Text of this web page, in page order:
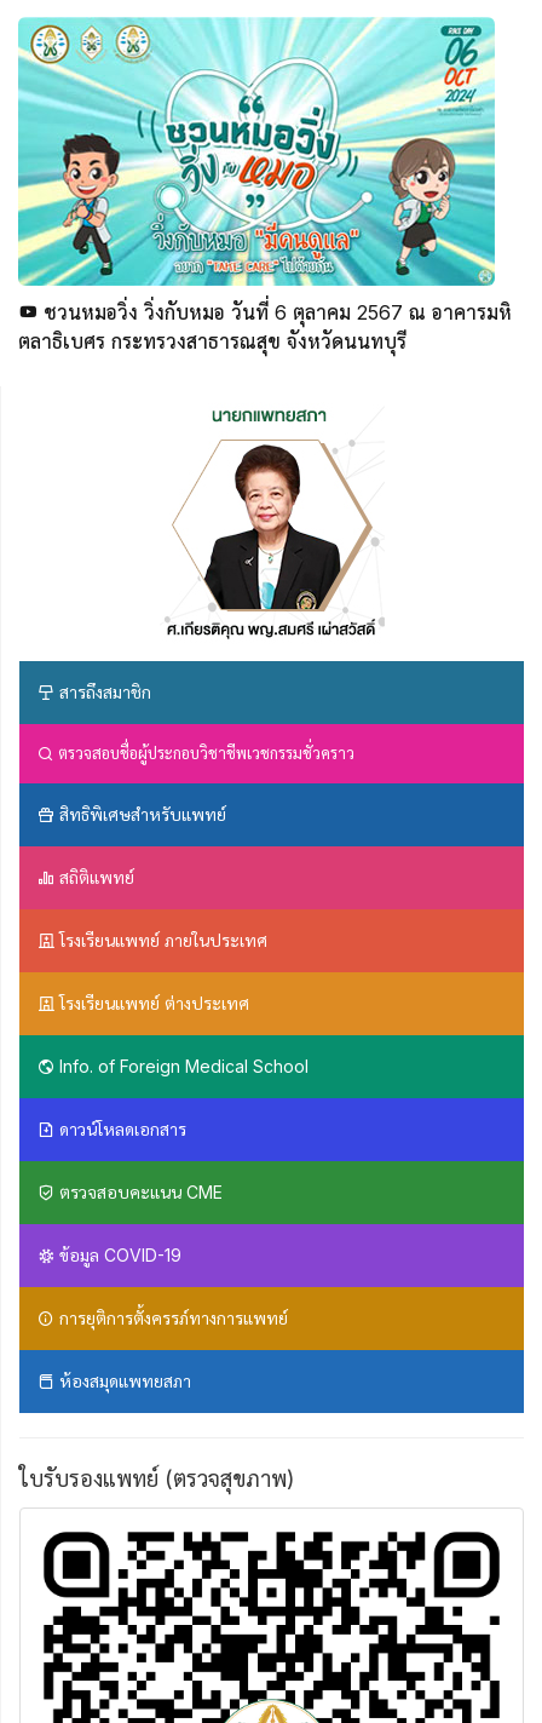
ชวนหมอวิ่ง วิ่งกับหมอ วันที่ 6 ตุลาคม 2567 ณ อาคารมหิ
ตลาธิเบศร กระทรวงสาธารณสุข จังหวัดนนทบุรี
สารถึงสมาชิก
ตรวจสอบชื่อผู้ประกอบวิชาชีพเวชกรรมชั่วคราว
สิทธิพิเศษสำหรับแพทย์
สถิติแพทย์
โรงเรียนแพทย์ ภายในประเทศ
โรงเรียนแพทย์ ต่างประเทศ
Info. of Foreign Medical School
ดาวน์โหลดเอกสาร
ตรวจสอบคะแนน CME
ข้อมูล COVID-19
การยุติการตั้งครรภ์ทางการแพทย์
ห้องสมุดแพทยสภา
ใบรับรองแพทย์ (ตรวจสุขภาพ)